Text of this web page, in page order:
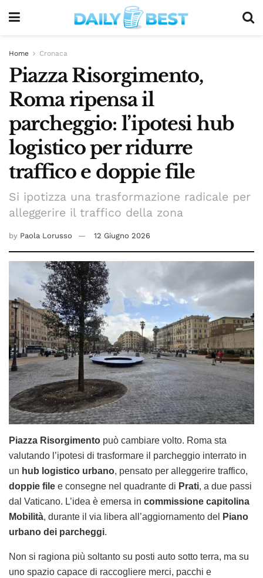
Home Cronaca
Piazza Risorgimento,
Roma ripensa il
parcheggio: l’ipotesi hub
logistico per ridurre
traffico e doppie file
Si ipotizza una trasformazione radicale per
alleggerire il traffico della zona
by Paola Lorusso 12 Giugno 2026
Piazza Risorgimento può cambiare volto. Roma sta
valutando l’ipotesi di trasformare il parcheggio interrato in
un hub logistico urbano, pensato per alleggerire traffico,
doppie file e consegne nel quadrante di Prati, a due passi
dal Vaticano. L’idea è emersa in commissione capitolina
Mobilità, durante il via libera all’aggiornamento del
Piano
urbano dei parcheggi.
Non si ragiona più soltanto su posti auto sotto terra, ma su
uno spazio capace di raccogliere merci, pacchi e